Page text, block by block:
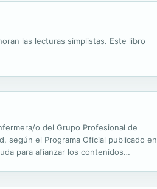
las lecturas simplistas. Este libro
o del Grupo Profesional de
según el Programa Oficial publicado en
para afianzar los contenidos